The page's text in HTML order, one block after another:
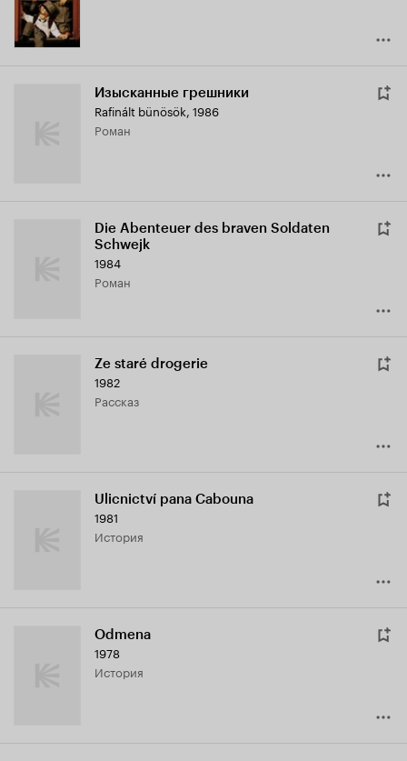
Изысканные грешники
Rafinált bünösök, 1986
роман
Die Abenteuer des braven Soldaten
Schwejk
1984
роман
Ze staré drogerie
1982
рассказ
Ulicnictví pana Cabouna
1981
история
Odmena
1978
история